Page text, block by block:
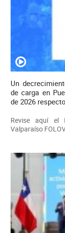
Un
de carga en
de 2026
Revise aquí el
Valparaíso